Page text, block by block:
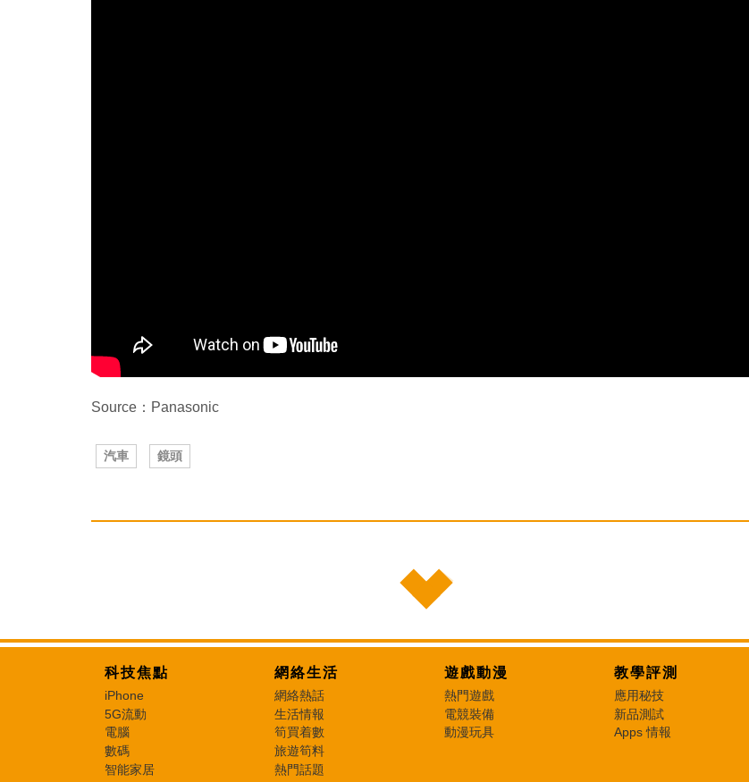
Source：Panasonic
汽車 鏡頭
科技焦點
iPhone
5G流動
電腦
數碼
智能家居
網絡生活
網絡熱話
生活情報
筍買着數
旅遊筍料
熱門話題
遊戲動漫
熱門遊戲
電競裝備
動漫玩具
教學評測
應用秘技
新品測試
Apps 情報